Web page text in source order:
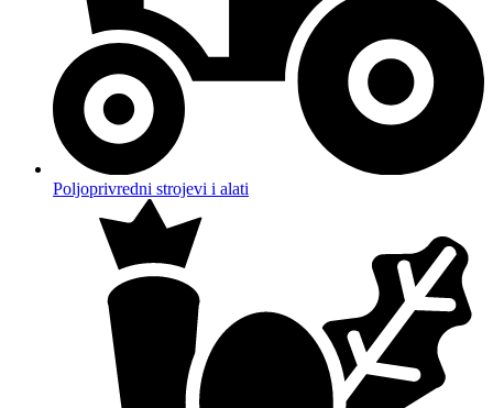
Poljoprivredni strojevi i alati